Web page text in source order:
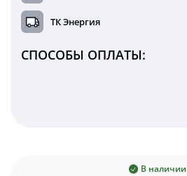
ТК Энергия
СПОСОБЫ ОПЛАТЫ:
В наличии